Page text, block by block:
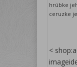
hrúbke
ceruzke
<